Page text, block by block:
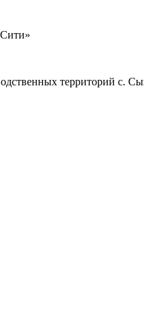
территорий с.